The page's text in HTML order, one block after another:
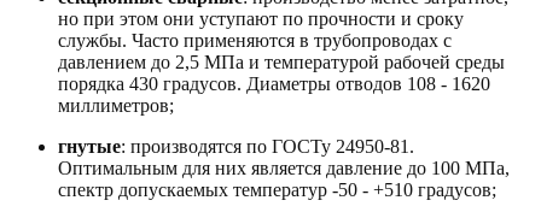
но при этом они уступают по прочности и сроку
службы. Часто применяются в трубопроводах с
давлением до 2,5 МПа и температурой рабочей среды
порядка 430 градусов. Диаметры отводов 108 - 1620
миллиметров;
гнутые: производятся по ГОСТу 24950-81.
Оптимальным для них является давление до 100 МПа,
спектр допускаемых температур -50 - +510 градусов;